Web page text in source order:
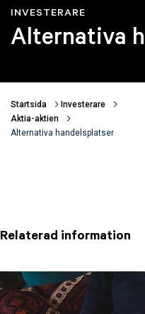
INVESTERARE
Alternativa
Länkstigar
Startsida
Investerare
Aktia-aktien
Alternativa handelsplatser
Relaterad information